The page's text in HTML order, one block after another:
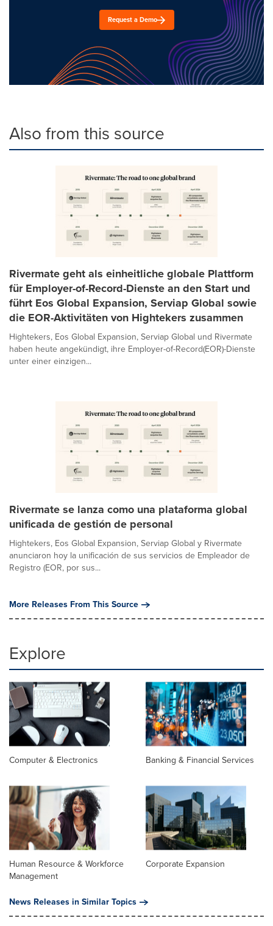
Request a Demo
Also from this source
Rivermate geht als einheitliche globale Plattform
für Employer-of-Record-Dienste an den Start und
führt Eos Global Expansion, Serviap Global sowie
die EOR-Aktivitäten von Hightekers zusammen
Hightekers, Eos Global Expansion, Serviap Global und Rivermate
haben heute angekündigt, ihre Employer-of-Record(EOR)-Dienste
unter einer einzigen...
Rivermate se lanza como una plataforma global
unificada de gestión de personal
Hightekers, Eos Global Expansion, Serviap Global y Rivermate
anunciaron hoy la unificación de sus servicios de Empleador de
Registro (EOR, por sus...
More Releases From This Source
Explore
Computer & Electronics Banking & Financial Services
Human Resource & Workforce
Management
Corporate Expansion
News Releases in Similar Topics